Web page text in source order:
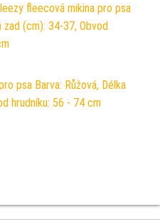
fleecová mikina pro psa
zad (cm): 34-37, Obvod
psa Barva: Růžová, Délka
hrudníku: 56 - 74 cm